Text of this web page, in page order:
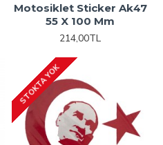
Motosiklet Sticker Ak47
55 X 100 Mm
214,00TL
STOKTA YOK